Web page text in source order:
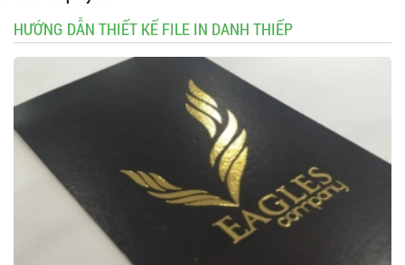
HƯỚNG DẪN THIẾT KẾ FILE IN DANH THIẾP